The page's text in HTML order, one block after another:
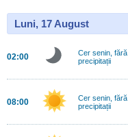
Luni, 17 August
02:00
Cer senin, fără
precipitații
08:00
Cer senin, fără
precipitații